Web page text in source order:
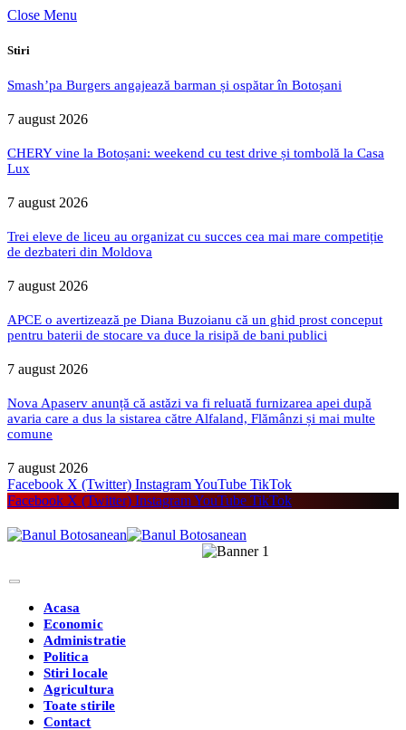
Close Menu
Stiri
Smash’pa Burgers angajează barman și ospătar în Botoșani
7 august 2026
CHERY vine la Botoșani: weekend cu test drive și tombolă la Casa
Lux
7 august 2026
Trei eleve de liceu au organizat cu succes cea mai mare competiție
de dezbateri din Moldova
7 august 2026
APCE o avertizează pe Diana Buzoianu că un ghid prost conceput
pentru baterii de stocare va duce la risipă de bani publici
7 august 2026
Nova Apaserv anunță că astăzi va fi reluată furnizarea apei după
avaria care a dus la sistarea către Alfaland, Flămânzi și mai multe
comune
7 august 2026
Facebook X (Twitter) InstagramYouTube TikTok
Facebook X (Twitter) InstagramYouTube TikTok
Acasa
Economic
Administratie
Politica
Stiri locale
Agricultura
Toate stirile
Contact